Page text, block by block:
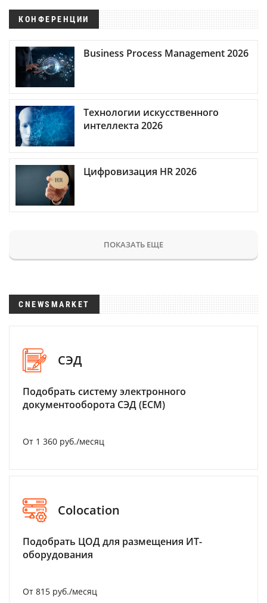
КОНФЕРЕНЦИИ
Business Process Management 2026
Технологии искусственного
интеллекта 2026
Цифровизация HR 2026
ПОКАЗАТЬ ЕЩЕ
CNEWSMARKET
СЭД
Подобрать систему электронного
документооборота СЭД (ECM)
От 1 360 руб./месяц
Colocation
Подобрать ЦОД для размещения ИТ-
оборудования
От 815 руб./месяц